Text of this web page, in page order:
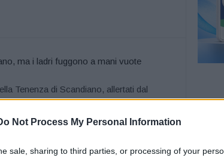
Not Process My Personal Information
sale, sharing to third parties, or processing of your
Tenenza di Scandiano, allertati dal
sono intervenuri in Piazza Spallanzani a
del bar Boiardo. Qui i militari hanno
Ford Focus a bordo della
dell’attività commerciale con